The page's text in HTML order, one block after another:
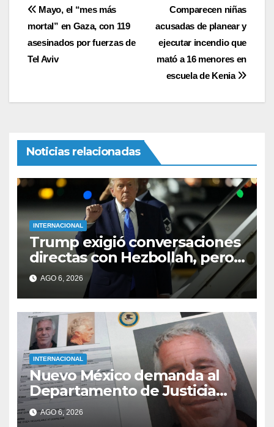
Navegación
de
entradas
Comparecen niñas
acusadas de planear y
ejecutar incendio que
mató a 16 menores en
escuela de Kenia
Mayo, el “mes más
mortal” en Gaza, con 119
asesinados por fuerzas de
Tel Aviv
Noticias relacionadas
INTERNACIONAL
Trump exigió conversaciones
directas con Hezbollah, pero
le fueron denegadas
AGO 6, 2026
INTERNACIONAL
Nuevo México demanda al
Departamento de Justicia
para obtener acceso a los
expedientes de Epstein
AGO 6, 2026